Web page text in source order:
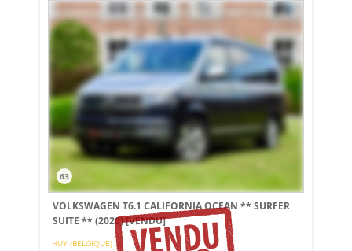
63
VOLKSWAGEN T6.1 CALIFORNIA OCEAN ** SURFER
SUITE ** (2020)[VENDU]
HUY (BELGIQUE)